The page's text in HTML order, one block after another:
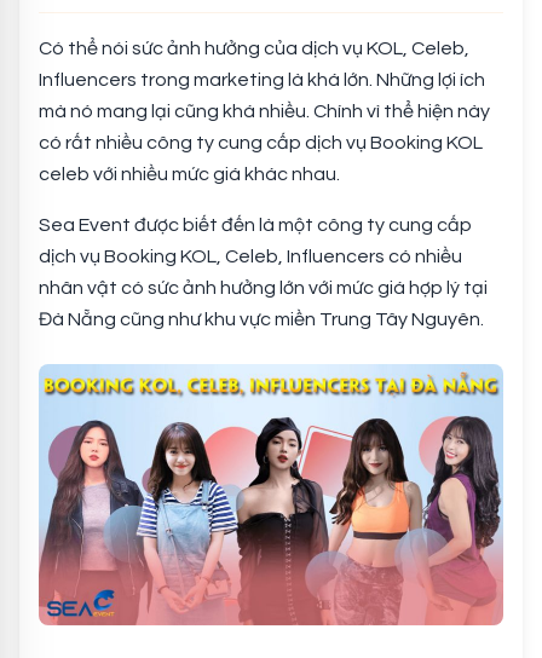
Có thể nói sức ảnh hưởng của dịch vụ KOL, Celeb,
Influencers trong marketing là khá lớn. Những lợi ích
mà nó mang lại cũng khá nhiều. Chính vì thể hiện này
có rất nhiều công ty cung cấp dịch vụ Booking KOL
celeb với nhiều mức giá khác nhau.
Sea Event được biết đến là một công ty cung cấp
dịch vụ Booking KOL, Celeb, Influencers có nhiều
nhân vật có sức ảnh hưởng lớn với mức giá hợp lý tại
Đà Nẵng cũng như khu vực miền Trung Tây Nguyên.